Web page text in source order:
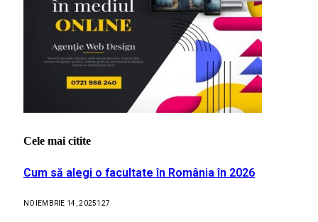
Cele mai citite
Cum să alegi o facultate în România în 2026
NOIEMBRIE 14, 2025127